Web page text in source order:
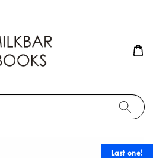
Last one!